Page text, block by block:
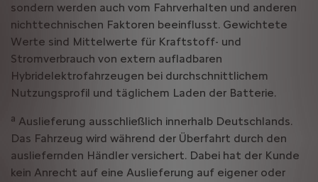
sondern werden auch vom Fahrverhalten und anderen
nichttechnischen Faktoren beeinflusst. Gewichtete
Werte sind Mittelwerte für Kraftstoff- und
Stromverbrauch von extern aufladbaren
Hybridelektrofahrzeugen bei durchschnittlichem
Nutzungsprofil und täglichem Laden der Batterie.
a Auslieferung ausschließlich innerhalb Deutschlands.
Das Fahrzeug wird während der Überfahrt durch den
ausliefernden Händler versichert. Dabei hat der Kunde
kein Anrecht auf eine Auslieferung auf eigener oder